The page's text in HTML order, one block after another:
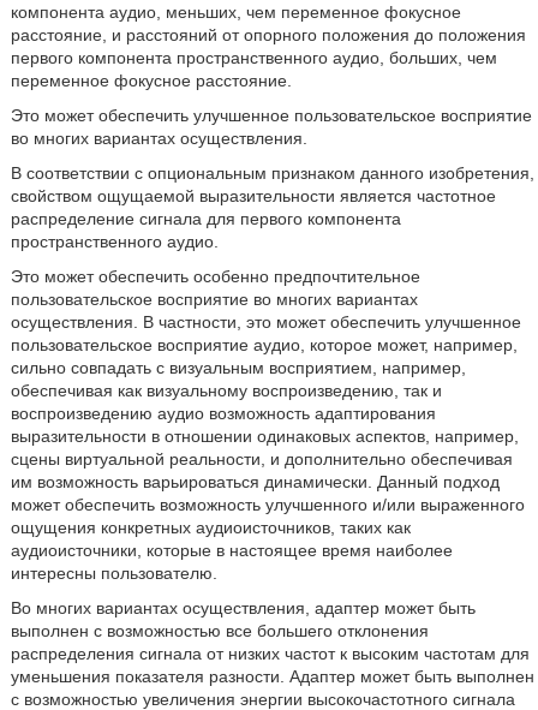
компонента аудио, меньших, чем переменное фокусное
расстояние, и расстояний от опорного положения до положения
первого компонента пространственного аудио, больших, чем
переменное фокусное расстояние.
Это может обеспечить улучшенное пользовательское восприятие
во многих вариантах осуществления.
В соответствии с опциональным признаком данного изобретения,
свойством ощущаемой выразительности является частотное
распределение сигнала для первого компонента
пространственного аудио.
Это может обеспечить особенно предпочтительное
пользовательское восприятие во многих вариантах
осуществления. В частности, это может обеспечить улучшенное
пользовательское восприятие аудио, которое может, например,
сильно совпадать с визуальным восприятием, например,
обеспечивая как визуальному воспроизведению, так и
воспроизведению аудио возможность адаптирования
выразительности в отношении одинаковых аспектов, например,
сцены виртуальной реальности, и дополнительно обеспечивая
им возможность варьироваться динамически. Данный подход
может обеспечить возможность улучшенного и/или выраженного
ощущения конкретных аудиоисточников, таких как
аудиоисточники, которые в настоящее время наиболее
интересны пользователю.
Во многих вариантах осуществления, адаптер может быть
выполнен с возможностью все большего отклонения
распределения сигнала от низких частот к высоким частотам для
уменьшения показателя разности. Адаптер может быть выполнен
с возможностью увеличения энергии высокочастотного сигнала